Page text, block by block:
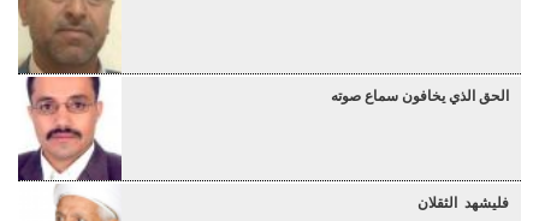
الحق الذي يخافون سماع صوته
فليشهد الثقلان